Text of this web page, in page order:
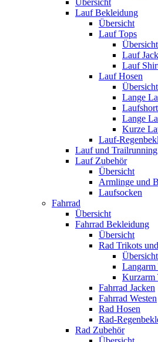
Übersicht
Lauf Bekleidung
Übersicht
Lauf Tops
Übersicht
Lauf
Lauf
Lauf Hosen
Übersicht
Lange
Lange
Kurze
Lauf-
Lauf und
Lauf Zubehör
Übersicht
Armlinge und
Laufsocken
Fahrrad
Übersicht
Fahrrad Bekleidung
Übersicht
Rad Trikots
Übersicht
Langarm
Kurzarm
Fahrrad Jacken
Fahrrad Westen
Rad Hosen
Rad-
Rad Zubehör